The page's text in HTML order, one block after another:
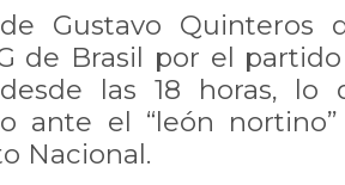
Gustavo Quinteros
de Brasil por el
desde las 18 horas,
ante el “león
Nacional.